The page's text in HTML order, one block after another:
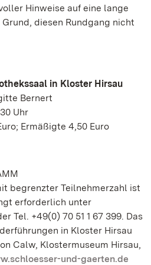
Hinweise auf eine lange
diesen Rundgang nicht
in Kloster Hirsau
Bernert
Uhr
Ermäßigte 4,50 Euro
begrenzter Teilnehmerzahl ist
erforderlich unter
Tel. +49(0) 70 51 1 67 399. Das
in Kloster Hirsau
Calw, Klostermuseum Hirsau,
und-gaerten.de